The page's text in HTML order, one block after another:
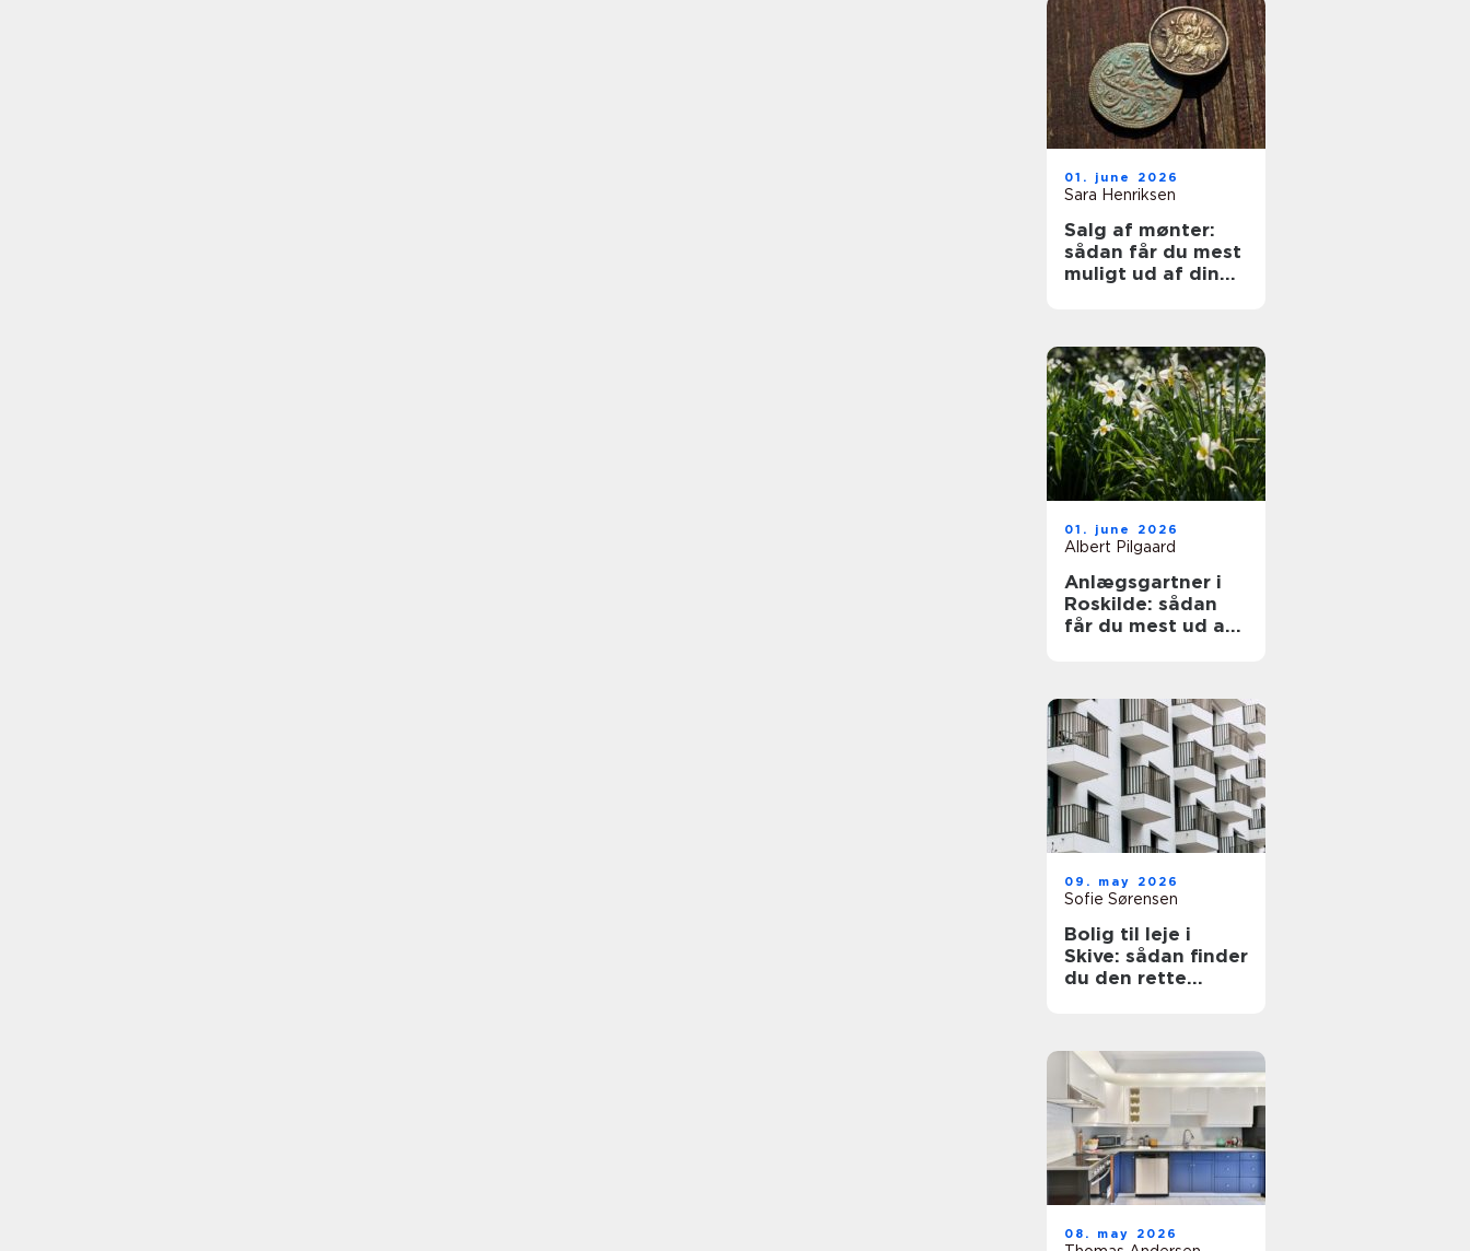
01. june 2026
Sara Henriksen
Salg af mønter:
sådan får du mest
muligt ud af din
01. june 2026
Albert Pilgaard
Anlægsgartner i
Roskilde: sådan
får du mest ud af
09. may 2026
Sofie Sørensen
Bolig til leje i
Skive: sådan finder
du den rette
08. may 2026